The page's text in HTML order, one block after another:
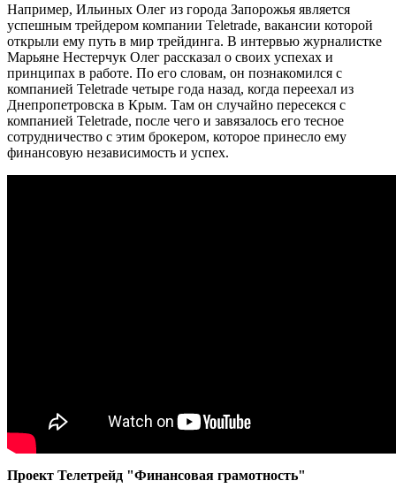
Например, Ильиных Олег из города Запорожья является
успешным трейдером компании Teletrade, вакансии которой
открыли ему путь в мир трейдинга. В интервью журналистке
Марьяне Нестерчук Олег рассказал о своих успехах и
принципах в работе. По его словам, он познакомился с
компанией Teletrade четыре года назад, когда переехал из
Днепропетровска в Крым. Там он случайно пересекся с
компанией Teletrade, после чего и завязалось его тесное
сотрудничество с этим брокером, которое принесло ему
финансовую независимость и успех.
Проект Телетрейд "Финансовая грамотность"